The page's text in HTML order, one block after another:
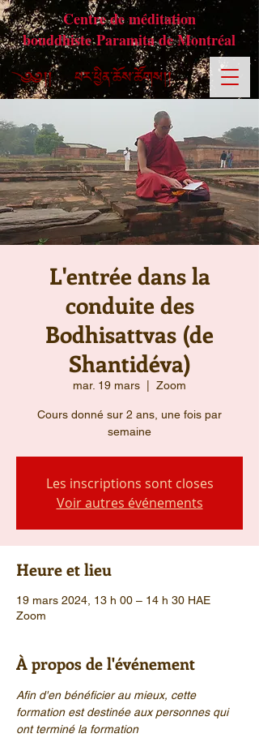
Centre de méditation
bouddhiste Paramita de Montréal
L'entrée dans la
conduite des
Bodhisattvas (de
Shantidéva)
mar. 19 mars Zoom
Cours donné sur 2 ans, une fois par
semaine
Les inscriptions sont closes
Voir autres événements
Heure et lieu
19 mars 2024, 13 h 00 – 14 h 30 HAE
Zoom
À propos de l'événement
Afin d'en bénéficier au mieux, cette
formation est destinée aux personnes qui
ont terminé la formation